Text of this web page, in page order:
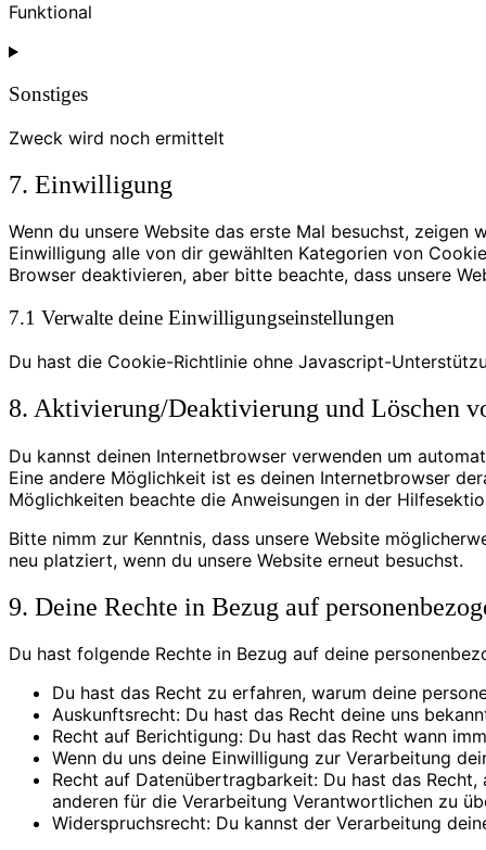
Funktional
Consent
service
Sonstiges
Zweck wird noch ermittelt
Consent
to
sonstiges
7. Einwilligung
Wenn du unsere Website das erste Mal besuchst,
Einwilligung alle von dir gewählten Kategorien von
Browser deaktivieren, aber bitte beachte, dass unsere
7.1 Verwalte deine Einwilligungseinstellungen
Du hast die Cookie-Richtlinie ohne Javascript-
8. Aktivierung/Deaktivierung und Löschen
Du kannst deinen Internetbrowser verwenden um
Eine andere Möglichkeit ist es deinen Internetbrowser
Möglichkeiten beachte die Anweisungen in der
Bitte nimm zur Kenntnis, dass unsere Website
neu platziert, wenn du unsere Website erneut besuchst.
9. Deine Rechte in Bezug auf
Du hast folgende Rechte in Bezug auf deine
Du hast das Recht zu erfahren, warum deine
Auskunftsrecht: Du hast das Recht deine uns
Recht auf Berichtigung: Du hast das Recht wann
Wenn du uns deine Einwilligung zur Verarbeitung
Recht auf Datenübertragbarkeit: Du hast das
anderen für die Verarbeitung Verantwortlichen zu
Widerspruchsrecht: Du kannst der Verarbeitung